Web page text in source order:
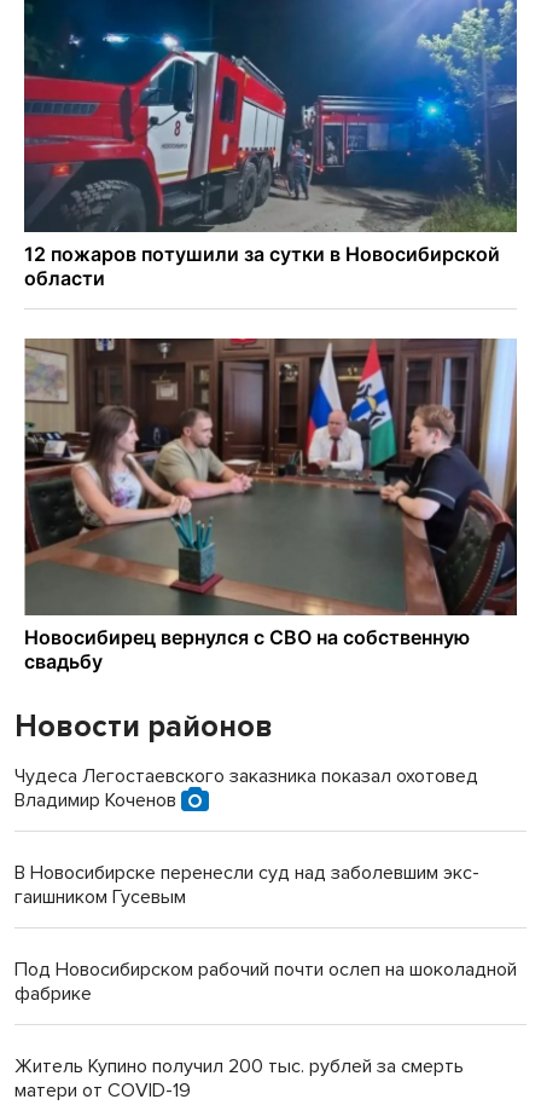
Новости районов
Чудеса Легостаевского заказника показал охотовед
Владимир Коченов
В Новосибирске перенесли суд над заболевшим экс-
гаишником Гусевым
Под Новосибирском рабочий почти ослеп на шоколадной
фабрике
Житель Купино получил 200 тыс. рублей за смерть
матери от COVID-19